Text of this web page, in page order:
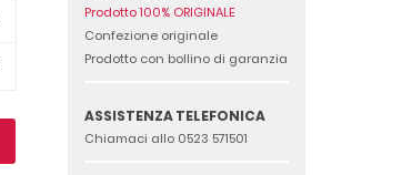
Prodotto 100% ORIGINALE
Confezione originale
Prodotto con bollino di garanzia
ASSISTENZA TELEFONICA
Chiamaci allo 0523 571501